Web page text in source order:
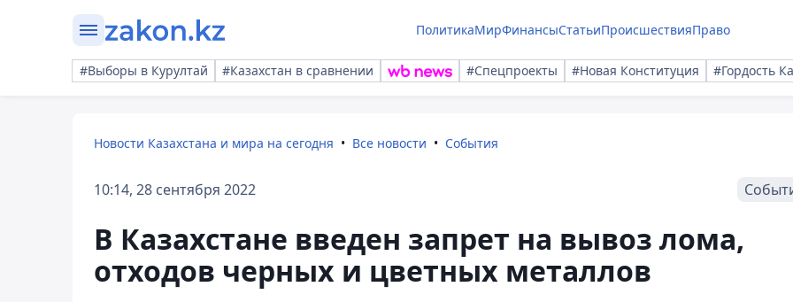
ПолитикаМирФинансыСтатьиПроисшествияПраво
#Выборы в Курултай #Казахстан в сравнении #Спецпроекты #Новая Конституция #Гордость
Новости Казахстана и мира на сегодня Все новости События
10:14, 28 сентября 2022
В Казахстане введен запрет на вывоз лома,
отходов черных и цветных металлов